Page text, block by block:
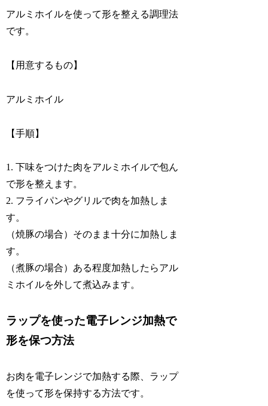
アルミホイルを使って形を整える調理法
です。
【用意するもの】
アルミホイル
【手順】
1. 下味をつけた肉をアルミホイルで包ん
で形を整えます。
2. フライパンやグリルで肉を加熱しま
す。
（焼豚の場合）そのまま十分に加熱しま
す。
（煮豚の場合）ある程度加熱したらアル
ミホイルを外して煮込みます。
ラップを使った電子レンジ加熱で
形を保つ方法
お肉を電子レンジで加熱する際、ラップ
を使って形を保持する方法です。